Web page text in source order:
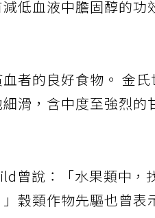
低血液中膽固醇的
者的良好食物。 金
滑，含中度至強烈的
曾說：「水果類中
穀類作物先驅也曾